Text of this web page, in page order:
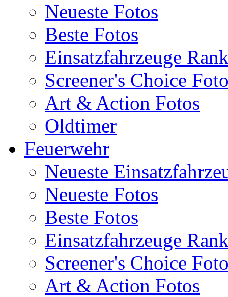
Neueste Fotos
Beste Fotos
Einsatzfahrzeuge
Screener's Choice
Art & Action Fotos
Oldtimer
Feuerwehr
Neueste
Neueste Fotos
Beste Fotos
Einsatzfahrzeuge
Screener's Choice
Art & Action Fotos